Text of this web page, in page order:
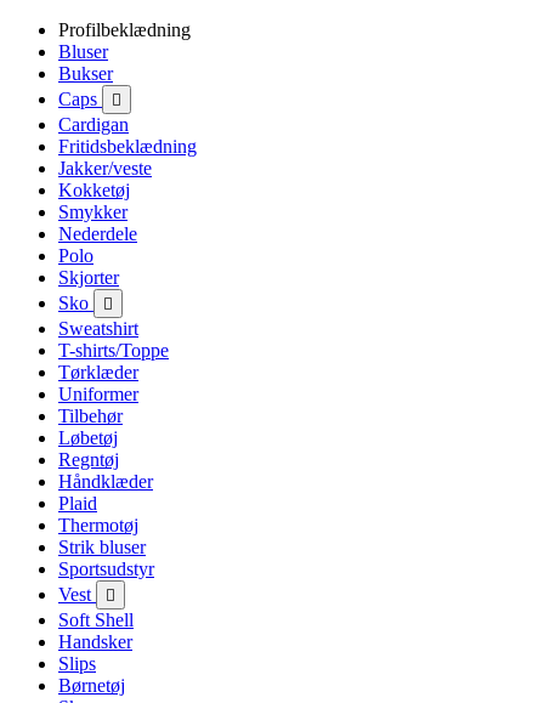
Profilbeklædning
Bluser
Bukser
Caps

Cardigan
Fritidsbeklædning
Jakker/veste
Kokketøj
Smykker
Nederdele
Polo
Skjorter
Sko

Sweatshirt
T-shirts/Toppe
Tørklæder
Uniformer
Tilbehør
Løbetøj
Regntøj
Håndklæder
Plaid
Thermotøj
Strik bluser
Sportsudstyr
Vest

Soft Shell
Handsker
Slips
Børnetøj